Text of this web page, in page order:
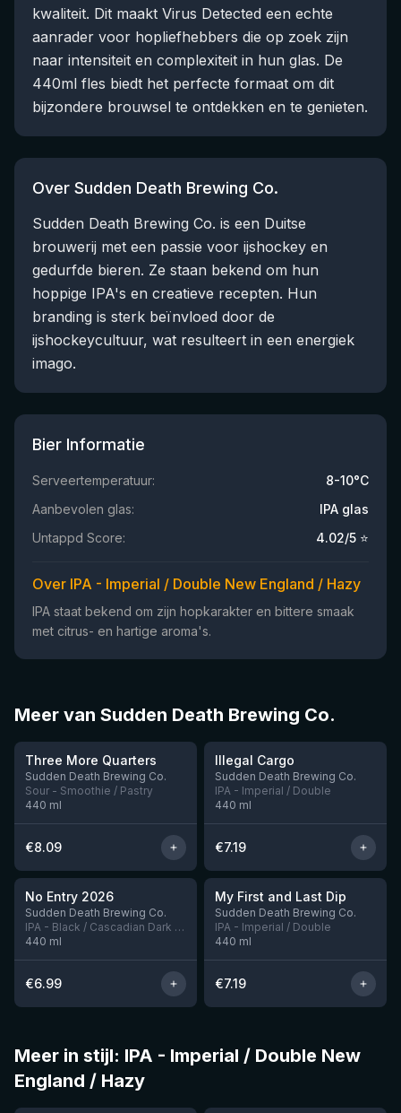
kwaliteit. Dit maakt Virus Detected een echte
aanrader voor hopliefhebbers die op zoek zijn
naar intensiteit en complexiteit in hun glas. De
440ml fles biedt het perfecte formaat om dit
bijzondere brouwsel te ontdekken en te genieten.
Over Sudden Death Brewing Co.
Sudden Death Brewing Co. is een Duitse
brouwerij met een passie voor ijshockey en
gedurfde bieren. Ze staan bekend om hun
hoppige IPA's en creatieve recepten. Hun
branding is sterk beïnvloed door de
ijshockeycultuur, wat resulteert in een energiek
imago.
Bier Informatie
Serveertemperatuur:
8-10°C
Aanbevolen glas:
IPA glas
Untappd Score:
4.02/5 ⭐
Over IPA - Imperial / Double New England / Hazy
IPA staat bekend om zijn hopkarakter en bittere smaak
met citrus- en hartige aroma's.
Meer van Sudden Death Brewing Co.
Nog 4
★3.68
Three More Quarters
Sudden Death Brewing Co.
Sour - Smoothie / Pastry
440 ml
€8.09
★ 3.91
Illegal Cargo
Sudden Death Brewing Co.
IPA - Imperial / Double
440 ml
€7.19
★ 3.78
No Entry 2026
Sudden Death Brewing Co.
IPA - Black / Cascadian Dark Ale
440 ml
€6.99
Nog 1
★ 4.04
My First and Last Dip
Sudden Death Brewing Co.
IPA - Imperial / Double
440 ml
€7.19
Meer in stijl: IPA - Imperial / Double New
England / Hazy